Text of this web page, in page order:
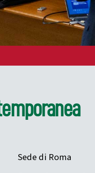
Sede di Roma